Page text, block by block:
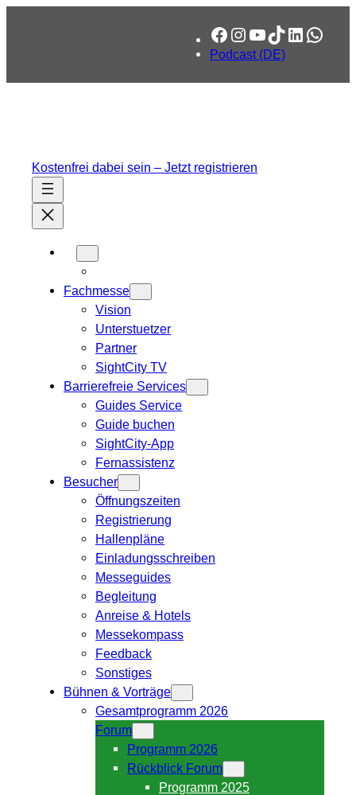
Facebook
Instagram
YouTube
TikTok
LinkedIn
Podcast (DE)
Kostenfrei dabei sein – Jetzt registrieren
Fachmesse
Vision
Unterstuetzer
Partner
SightCity TV
Barrierefreie Services
Guides Service
Guide buchen
SightCity-App
Fernassistenz
Besucher
Öffnungszeiten
Registrierung
Hallenpläne
Einladungsschreiben
Messeguides
Begleitung
Anreise & Hotels
Messekompass
Feedback
Sonstiges
Bühnen & Vorträge
Gesamtprogramm 2026
Forum
Programm 2026
Rückblick Forum
Programm 2025